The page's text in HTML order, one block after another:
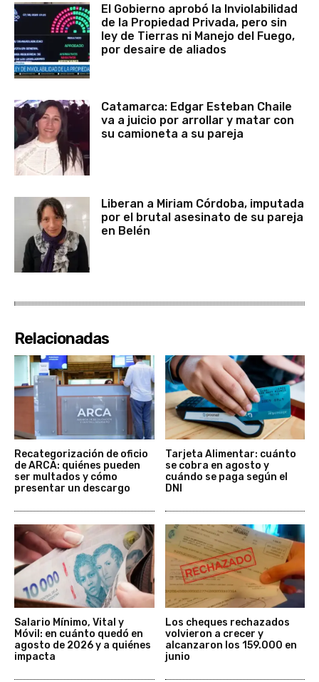
El Gobierno aprobó la Inviolabilidad
de la Propiedad Privada, pero sin
ley de Tierras ni Manejo del Fuego,
por desaire de aliados
Catamarca: Edgar Esteban Chaile
va a juicio por arrollar y matar con
su camioneta a su pareja
Liberan a Miriam Córdoba, imputada
por el brutal asesinato de su pareja
en Belén
Relacionadas
Recategorización de oficio
de ARCA: quiénes pueden
ser multados y cómo
presentar un descargo
Tarjeta Alimentar: cuánto
se cobra en agosto y
cuándo se paga según el
DNI
Salario Mínimo, Vital y
Móvil: en cuánto quedó en
agosto de 2026 y a quiénes
impacta
Los cheques rechazados
volvieron a crecer y
alcanzaron los 159.000 en
junio